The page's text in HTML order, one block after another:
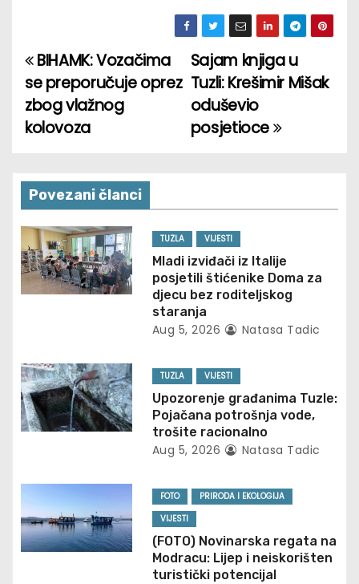
P
o
s
n
a
v
i
a
t
i
n
Sajam knjiga u
Tuzli: Krešimir Mišak
oduševio
posjetioce
BIHAMK: Vozačima
se preporučuje oprez
zbog vlažnog
kolovoza
Povezani članci
TUZLA VIJESTI
Mladi izviđači iz Italije
posjetili štićenike Doma za
djecu bez roditeljskog
staranja
Aug 5, 2026 Natasa Tadic
TUZLA VIJESTI
Upozorenje građanima Tuzle:
Pojačana potrošnja vode,
trošite racionalno
Aug 5, 2026 Natasa Tadic
FOTO
PRIRODA I EKOLOGIJA
VIJESTI
(FOTO) Novinarska regata na
Modracu: Lijep i neiskorišten
turistički potencijal